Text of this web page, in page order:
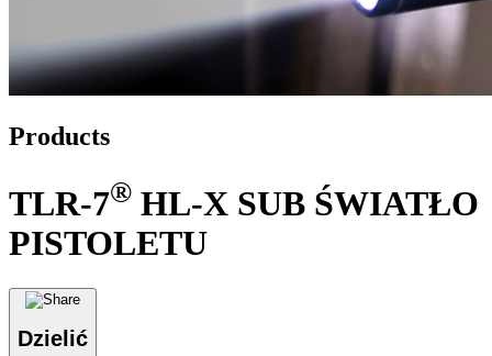
Products
TLR-7® HL-X SUB ŚWIATŁO
PISTOLETU
Dzielić